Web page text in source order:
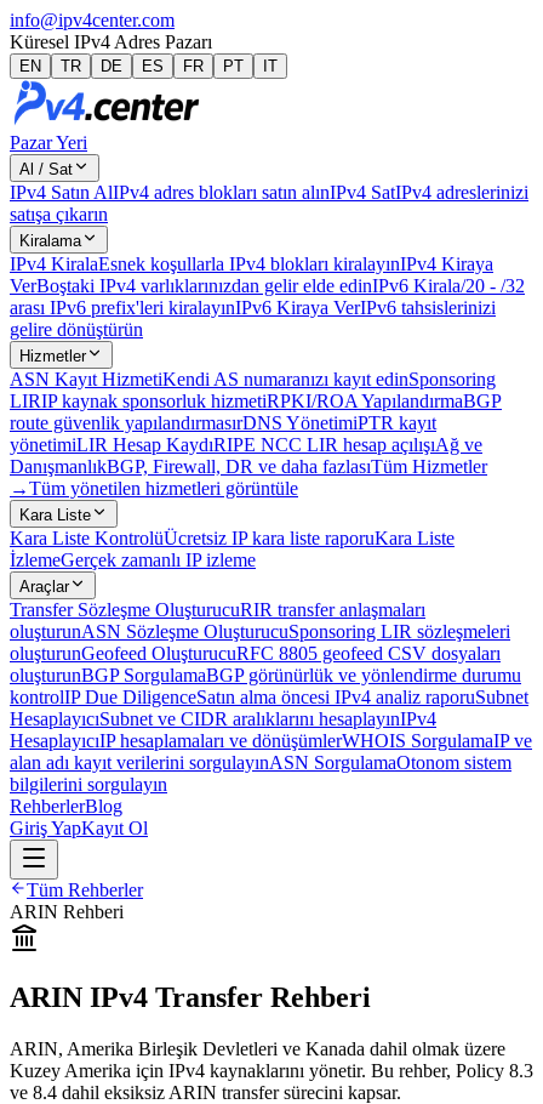
info@ipv4center.com
Küresel IPv4 Adres Pazarı
EN TR DE ES FR PT IT
Pazar Yeri
Al / Sat
IPv4 Satın AlIPv4 adres blokları satın alınIPv4 SatIPv4 adreslerinizi
satışa çıkarın
Kiralama
IPv4 KiralaEsnek koşullarla IPv4 blokları kiralayınIPv4 Kiraya
VerBoştaki IPv4 varlıklarınızdan gelir elde edinIPv6 Kirala/20 - /32
arası IPv6 prefix'leri kiralayınIPv6 Kiraya VerIPv6 tahsislerinizi
gelire dönüştürün
Hizmetler
ASN Kayıt HizmetiKendi AS numaranızı kayıt edinSponsoring
LIRIP kaynak sponsorluk hizmetiRPKI/ROA YapılandırmaBGP
route güvenlik yapılandırmasırDNS YönetimiPTR kayıt
yönetimiLIR Hesap KaydıRIPE NCC LIR hesap açılışıAğ ve
DanışmanlıkBGP, Firewall, DR ve daha fazlasıTüm Hizmetler
→Tüm yönetilen hizmetleri görüntüle
Kara Liste
Kara Liste KontrolüÜcretsiz IP kara liste raporuKara Liste
İzlemeGerçek zamanlı IP izleme
Araçlar
Transfer Sözleşme OluşturucuRIR transfer anlaşmaları
oluşturunASN Sözleşme OluşturucuSponsoring LIR sözleşmeleri
oluşturunGeofeed OluşturucuRFC 8805 geofeed CSV dosyaları
oluşturunBGP SorgulamaBGP görünürlük ve yönlendirme durumu
kontrolIP Due DiligenceSatın alma öncesi IPv4 analiz raporuSubnet
HesaplayıcıSubnet ve CIDR aralıklarını hesaplayınIPv4
HesaplayıcıIP hesaplamaları ve dönüşümlerWHOIS SorgulamaIP ve
alan adı kayıt verilerini sorgulayınASN SorgulamaOtonom sistem
bilgilerini sorgulayın
RehberlerBlog
Giriş YapKayıt Ol
Tüm Rehberler
ARIN Rehberi
ARIN IPv4 Transfer Rehberi
ARIN, Amerika Birleşik Devletleri ve Kanada dahil olmak üzere
Kuzey Amerika için IPv4 kaynaklarını yönetir. Bu rehber, Policy 8.3
ve 8.4 dahil eksiksiz ARIN transfer sürecini kapsar.